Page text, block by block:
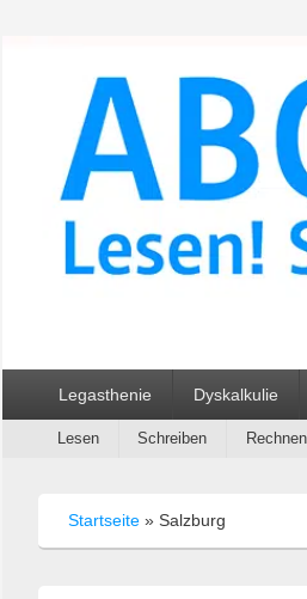
ABC und
Legasthenie Dyskalkulie
Sekundäres
Lesen Schreiben Rechnen
Startseite » Salzburg